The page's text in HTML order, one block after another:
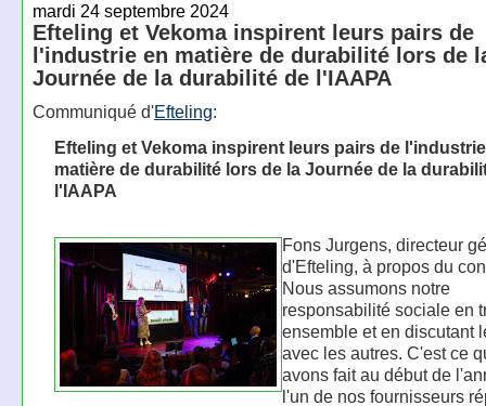
mardi 24 septembre 2024
Efteling et Vekoma inspirent leurs pairs de
l'industrie en matière de durabilité lors de
Journée de la durabilité de l'IAAPA
Communiqué d'Efteling:
Efteling et Vekoma inspirent leurs pairs de
matière de durabilité lors de la Journée de la
l'IAAPA
Fons Jurgens, directeur
d'Efteling, à propos du
Nous assumons notre
responsabilité sociale en
ensemble et en discutant
avec les autres. C'est ce
avons fait au début de
l'un de nos fournisseurs